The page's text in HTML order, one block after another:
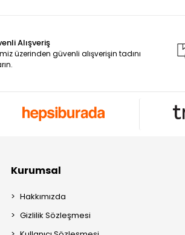
Alışveriş
üzerinden güvenli alışverişin tadını
Kurumsal
Hakkımızda
Gizlilik Sözleşmesi